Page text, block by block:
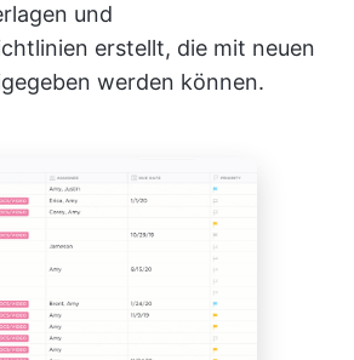
und
erstellt, die mit neuen
werden können.